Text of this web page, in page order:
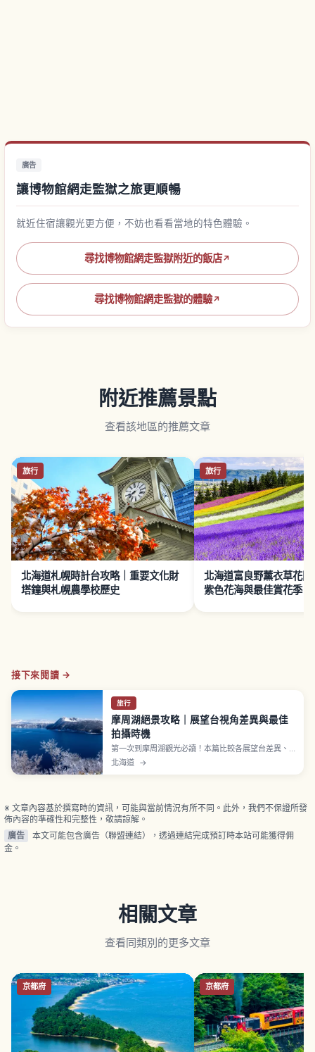
廣告
讓博物館網走監獄之旅更順暢
就近住宿讓觀光更方便，不妨也看看當地的特色體驗。
尋找博物館網走監獄附近的飯店↗
尋找博物館網走監獄的體驗↗
附近推薦景點
查看該地區的推薦文章
旅行
北海道札幌時計台攻略｜重要文化財
塔鐘與札幌農學校歷史
旅行
北海道富良野薰衣草花
紫色花海與最佳賞花季
接下來閱讀 →
旅行
摩周湖絕景攻略｜展望台視角差異與最佳
拍攝時機
第一次到摩周湖觀光必讀！本篇比較各展望台差異、
解析容易起霧的季節、分享拍照技巧，並介紹道路與
北海道 →
※ 文章內容基於撰寫時的資訊，可能與當前情況有所不同。此外，我們不保證所發
佈內容的準確性和完整性，敬請諒解。
廣告
本文可能包含廣告（聯盟連結），透過連結完成預訂時本站可能獲得佣
金。
相關文章
查看同類別的更多文章
京都府 京都府